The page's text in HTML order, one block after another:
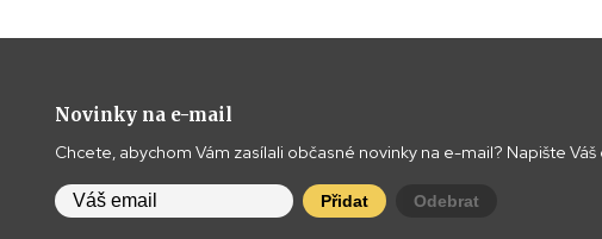
Novinky na e-mail
Chcete, abychom Vám zasílali občasné novinky na e-mail? Napište
Přidat Odebrat